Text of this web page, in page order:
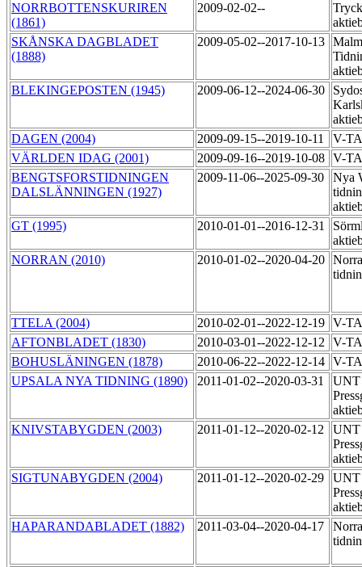
NORRBOTTENSKURIREN
(1861)
2009-02-02--
SKÅNSKA DAGBLADET
(1888)
2009-05-02--2017-10-13
BLEKINGEPOSTEN (1945)
2009-06-12--2024-06-30
DAGEN (2004)
2009-09-15--2019-10-11
V-
VÄRLDEN IDAG (2001)
2009-09-16--2019-10-08 V-
BENGTSFORSTIDNINGEN
DALSLÄNNINGEN (1927)
2009-11-06--2025-09-30
Nya
GT (1995)
2010-01-01--2016-12-31
NORRAN (2010)
2010-01-02--2020-04-20
TTELA (2004) 2010-02-01--2022-12-19 V-
AFTONBLADET (1830)
2010-03-01--2022-12-12
V-
BOHUSLÄNINGEN (1878)
2010-06-22--2022-12-14 V-
UPSALA NYA TIDNING (1890)
2011-01-02--2020-03-31
UNT
KNIVSTABYGDEN (2003)
2011-01-12--2020-02-12
UNT
SIGTUNABYGDEN (2004)
2011-01-12--2020-02-29
UNT
HAPARANDABLADET (1882)
2011-03-04--2020-04-17